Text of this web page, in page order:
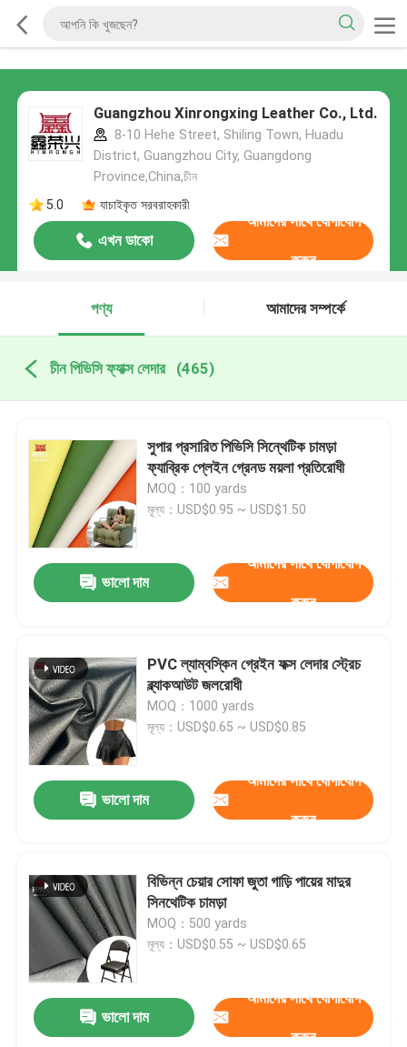
Guangzhou Xinrongxing Leather Co., Ltd.
8-10 Hehe Street, Shiling Town, Huadu
District, Guangzhou City, Guangdong
Province,China,চীন
5.0
যাচাইকৃত সরবরাহকারী
এখন ডাকো
আমাদের সাথে যোগাযোগ
করুন
পণ্য আমাদের সম্পর্কে
চীন পিভিসি ফ্যাক্স লেদার (465)
সুপার প্রসারিত পিভিসি সিন্থেটিক চামড়া
ফ্যাব্রিক প্লেইন গ্রেনড ময়লা প্রতিরোধী
MOQ：100 yards
মূল্য：USD$0.95 ~ USD$1.50
ভালো দাম
আমাদের সাথে যোগাযোগ
করুন
PVC ল্যাম্বস্কিন গ্রেইন ফক্স লেদার স্ট্রেচ
ব্ল্যাকআউট জলরোধী
MOQ：1000 yards
মূল্য：USD$0.65 ~ USD$0.85
ভালো দাম
আমাদের সাথে যোগাযোগ
করুন
বিভিন্ন চেয়ার সোফা জুতা গাড়ি পায়ের মাদুর
সিনথেটিক চামড়া
MOQ：500 yards
মূল্য：USD$0.55 ~ USD$0.65
ভালো দাম
আমাদের সাথে যোগাযোগ
করুন